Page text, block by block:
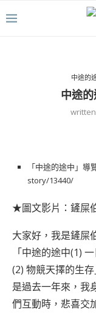
中途的
中途
「中途的途中」導
story/13440/
★圖文影片：鏟屎
大家好，我是鏟屎
「中途的途中(1)
(2) 物競天擇的生存
是過去一年來，我
們互動時，悲喜交